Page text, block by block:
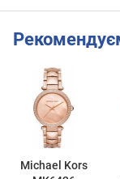
Michael Kors